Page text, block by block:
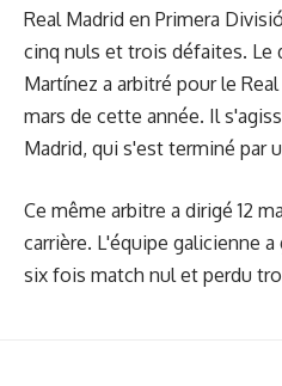
Real Madrid en Primera
cinq nuls et trois défaites. Le
Martínez a arbitré pour le
mars de cette année. Il
Madrid, qui s'est terminé par
Ce même arbitre a dirigé 12
carrière. L'équipe galicienne
six fois match nul et perdu